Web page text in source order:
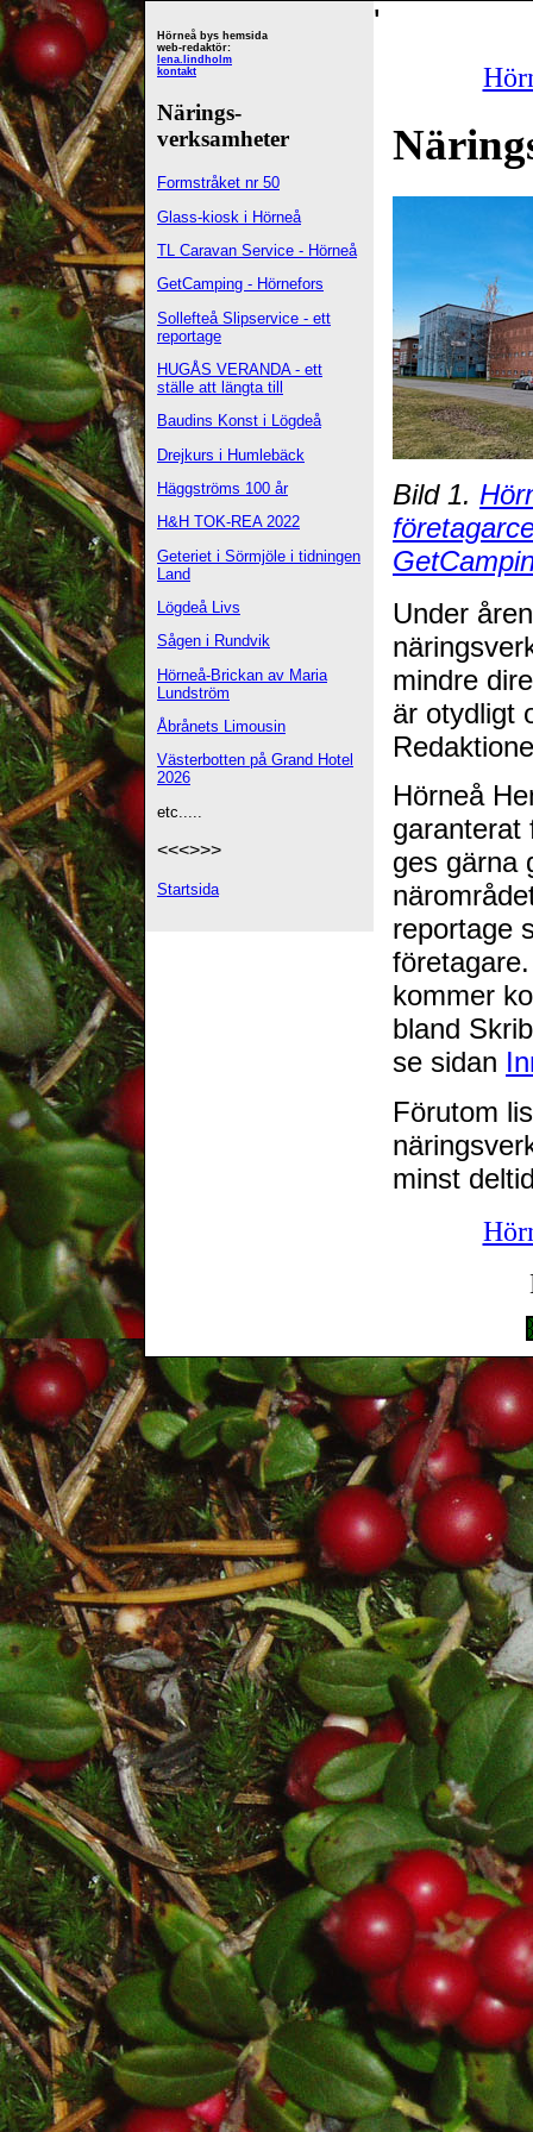
'
Hörneå bys hemsida
web-redaktör:
lena.lindholm
kontakt
Närings-
verksamheter
Formstråket nr 50
Glass-kiosk i Hörneå
TL Caravan Service - Hörneå
GetCamping - Hörnefors
Sollefteå Slipservice - ett
reportage
HUGÅS VERANDA - ett
ställe att längta till
Baudins Konst i Lögdeå
Drejkurs i Humlebäck
Häggströms 100 år
H&H TOK-REA 2022
Geteriet i Sörmjöle i tidningen
Land
Lögdeå Livs
Sågen i Rundvik
Hörneå-Brickan av Maria
Lundström
Åbrånets Limousin
Västerbotten på Grand Hotel
2026
etc.....
<<<>>>
Startsida
Bild 1.
Under
mindre
är otydligt
Hörneå
garanterat
ges gärna
reportage
kommer
bland
se sidan
Förutom
minst